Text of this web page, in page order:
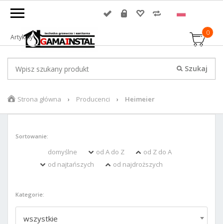
0
Artykuły
Strona główna Producenci Heimeier
Sortowanie:
domyślne od A do Z
od Z do A
od najtańszych
od najdroższych
Kategorie:
wszystkie